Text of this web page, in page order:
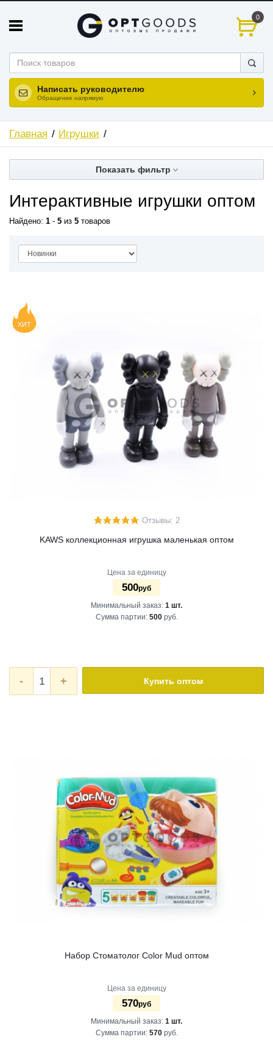
0
Написать руководителю
Обращение напрямую
Главная Игрушки
Показать фильтр
Интерактивные игрушки оптом
Найдено: 1 - 5 из 5 товаров
ХИТ
Отзывы: 2
KAWS коллекционная игрушка маленькая оптом
Цена за единицу
500руб
Минимальный заказ: 1 шт.
Сумма партии: 500руб.
- + Купить оптом
Набор Стоматолог Color Mud оптом
Цена за единицу
570руб
Минимальный заказ: 1 шт.
Сумма партии: 570руб.